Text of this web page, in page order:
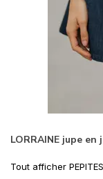
LORRAINE jupe en
Tout afficher PEPITES